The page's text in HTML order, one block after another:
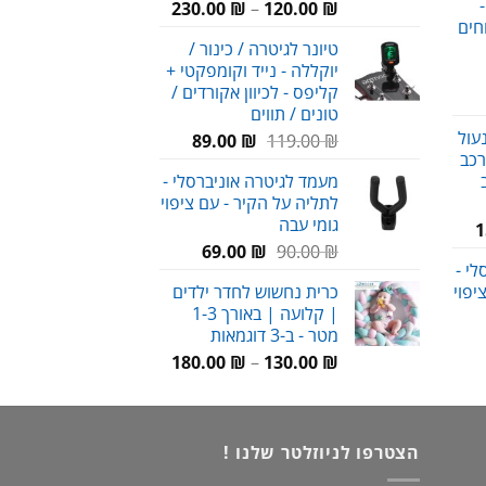
עד
המחיר
הוא:
159.00 ₪.
-
120.00 ₪
–
230.00 ₪
טווח
עד
טיונר לגיטרה / כינור /
יוקללה - נייד וקומפקטי +
קליפס - לכיוון אקורדים /
טונים / תווים
119.00₪
המחיר
היה:
119.00 ₪.
89.00 ₪
המחיר
הוא:
89.00 ₪.
מעמד לגיטרה אוניברסלי -
לתליה על הקיר - עם ציפוי
גומי עבה
90.00₪
המחיר
היה:
90.00 ₪.
69.00 ₪
המחיר
הוא:
69.00 ₪.
כרית נחשוש לחדר ילדים
| קלועה | באורך 1-3
מטר - ב-3 דוגמאות
130.00 ₪
–
180.00 ₪
הצטרפו לניוזלטר שלנו !